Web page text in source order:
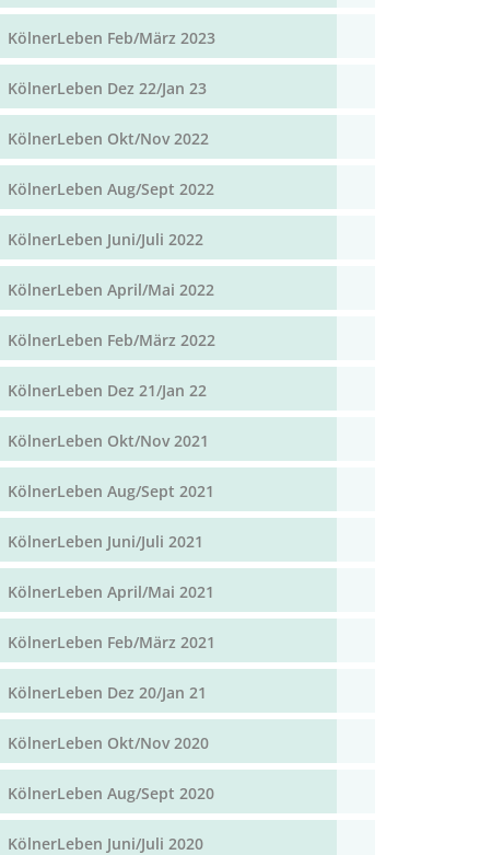
KölnerLeben Feb/März 2023
KölnerLeben Dez 22/Jan 23
KölnerLeben Okt/Nov 2022
KölnerLeben Aug/Sept 2022
KölnerLeben Juni/Juli 2022
KölnerLeben April/Mai 2022
KölnerLeben Feb/März 2022
KölnerLeben Dez 21/Jan 22
KölnerLeben Okt/Nov 2021
KölnerLeben Aug/Sept 2021
KölnerLeben Juni/Juli 2021
KölnerLeben April/Mai 2021
KölnerLeben Feb/März 2021
KölnerLeben Dez 20/Jan 21
KölnerLeben Okt/Nov 2020
KölnerLeben Aug/Sept 2020
KölnerLeben Juni/Juli 2020